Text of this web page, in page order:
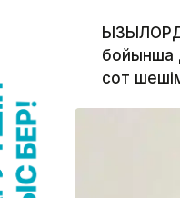
бойынша
сот